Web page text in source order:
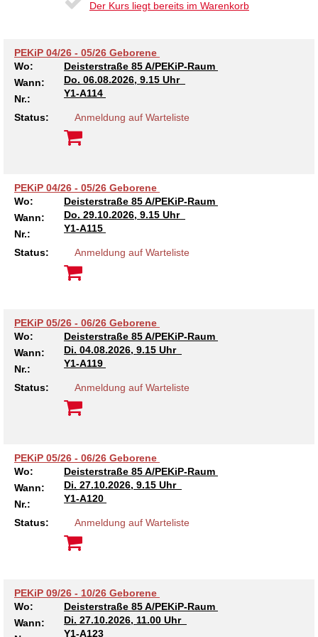
Kindertagesstätte Voltmerstraße
Der Kurs liegt bereits im Warenkorb
PEKiP 04/26 - 05/26 Geborene
Wo:
Deisterstraße 85 A/PEKiP-Raum
Wann:
Do. 06.08.2026, 9.15 Uhr
Nr.:
Y1-A114
Status: Anmeldung auf Warteliste
PEKiP 04/26 - 05/26 Geborene
Wo:
Deisterstraße 85 A/PEKiP-Raum
Wann:
Do. 29.10.2026, 9.15 Uhr
Nr.:
Y1-A115
Status: Anmeldung auf Warteliste
PEKiP 05/26 - 06/26 Geborene
Wo:
Deisterstraße 85 A/PEKiP-Raum
Wann:
Di. 04.08.2026, 9.15 Uhr
Nr.:
Y1-A119
Status: Anmeldung auf Warteliste
PEKiP 05/26 - 06/26 Geborene
Wo:
Deisterstraße 85 A/PEKiP-Raum
Wann:
Di. 27.10.2026, 9.15 Uhr
Nr.:
Y1-A120
Status: Anmeldung auf Warteliste
PEKiP 09/26 - 10/26 Geborene
Wo:
Deisterstraße 85 A/PEKiP-Raum
Wann:
Di. 27.10.2026, 11.00 Uhr
Y1-A123